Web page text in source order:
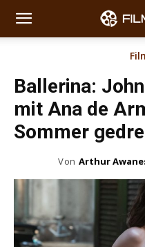
Ballerina:
mit Ana de
Sommer
Von Arthur